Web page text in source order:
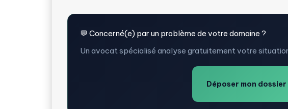
💬 Concerné(e) par un problème de votre domaine ?
Un avocat spécialisé analyse gratuitement votre
Déposer mon